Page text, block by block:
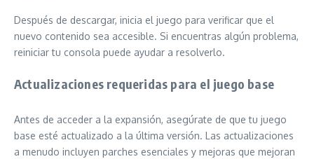
Después de descargar, inicia el juego para verificar que el
nuevo contenido sea accesible. Si encuentras algún problema,
reiniciar tu consola puede ayudar a resolverlo.
Actualizaciones requeridas para el juego base
Antes de acceder a la expansión, asegúrate de que tu juego
base esté actualizado a la última versión. Las actualizaciones
a menudo incluyen parches esenciales y mejoras que mejoran